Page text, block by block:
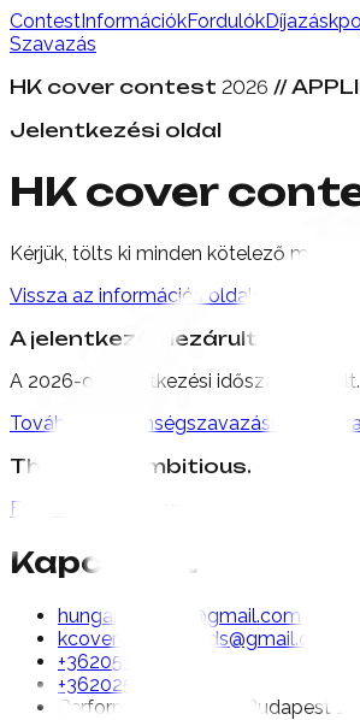
ContestInformációkFordulókDíjazás
Szavazás
HK cover contest 2026 //
Jelentkezési oldal
HK cover
Kérjük, tölts ki minden kötelező mezőt.
Vissza az információs oldalra
A jelentkezés lezárult
A 2026-os jelentkezési időszak
Tovább a közönségszavazáshoz
The most ambitious.
Facebook
Kapcsolat
hungariankpop@gmail.com
kcovercontesthkds@gmail.com
+3620536
+3620250
Performance Studio, Budapest